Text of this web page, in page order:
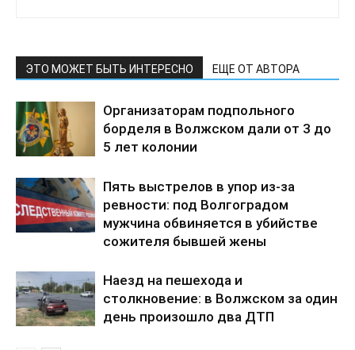
ЭТО МОЖЕТ БЫТЬ ИНТЕРЕСНО ЕЩЕ ОТ АВТОРА
Организаторам подпольного
борделя в Волжском дали от 3 до
5 лет колонии
Пять выстрелов в упор из-за
ревности: под Волгоградом
мужчина обвиняется в убийстве
сожителя бывшей жены
Наезд на пешехода и
столкновение: в Волжском за один
день произошло два ДТП